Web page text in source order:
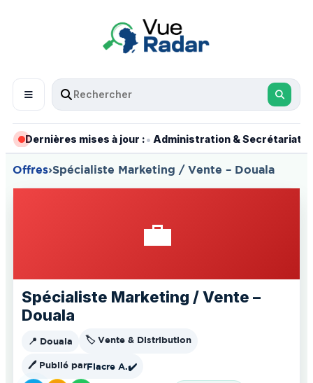
Dernières mises à jour :• Administration & Secrétariat
Offres›Spécialiste Marketing / Vente – Douala
💼
Spécialiste Marketing / Vente –
Douala
📍 Douala 🏷️ Vente & Distribution
🖊️ Publié parFiacre A.✔️